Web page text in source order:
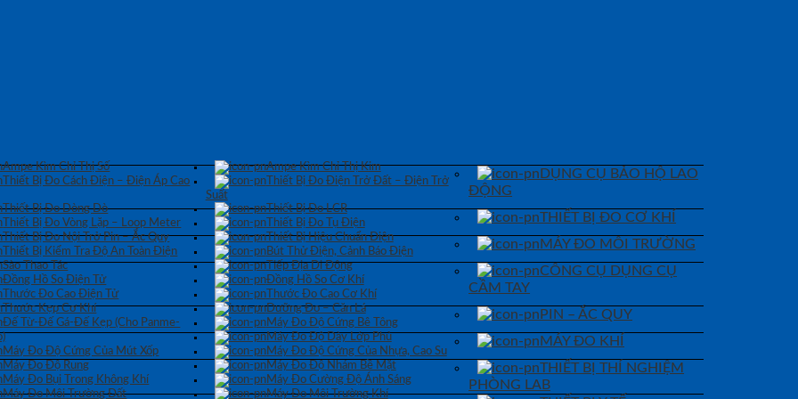
Ampe Kìm Chỉ Thị Số
Ampe Kìm Chỉ Thị Kim
Thiết Bị Đo Cách Điện – Điện Áp Cao
Thiết Bị Đo Điện Trở Đất – Điện Trở
Suất
Thiết Bị Đo Dòng Dò
Thiết Bị Đo LCR
Thiết Bị Đo Vòng Lặp – Loop Meter
Thiết Bị Đo Tụ Điện
Thiết Bị Đo Nội Trở Pin – Ắc Quy
Thiết Bị Hiệu Chuẩn Điện
Thiết Bị Kiểm Tra Độ An Toàn Điện
DỤNG CỤ BẢO HỘ LAO
ĐỘNG
Bút Thử Điện, Cảnh Báo Điện
Sào Thao Tác
Tiếp Địa Di Động
THIẾT BỊ ĐO CƠ KHÍ
Đồng Hồ So Điện Tử
Đồng Hồ So Cơ Khí
Thước Đo Cao Điện Tử
Thước Đo Cao Cơ Khí
Thước Kẹp Cơ Khí
Dưỡng Đo – Căn Lá
Đế Từ-Đế Gá-Đế Kẹp (Cho Panme-
Máy Đo Độ Cứng Bê Tông
Máy Đo Độ Dày Lớp Phủ
Máy Đo Độ Cứng Của Mút Xốp
Máy Đo Độ Cứng Của Nhựa, Cao Su
Máy Đo Độ Rung Máy Đo Độ Nhám Bề Mặt
MÁY ĐO MÔI TRƯỜNG
Máy Đo Bụi Trong Không Khí
Máy Đo Cường Độ Ánh Sáng
Máy Đo Môi Trường Đất
Máy Đo Môi Trường Khí
CÔNG CỤ DỤNG CỤ
CẦM TAY
PIN – ẮC QUY
MÁY ĐO KHÍ
THIẾT BỊ THÍ NGHIỆM
PHÒNG LAB